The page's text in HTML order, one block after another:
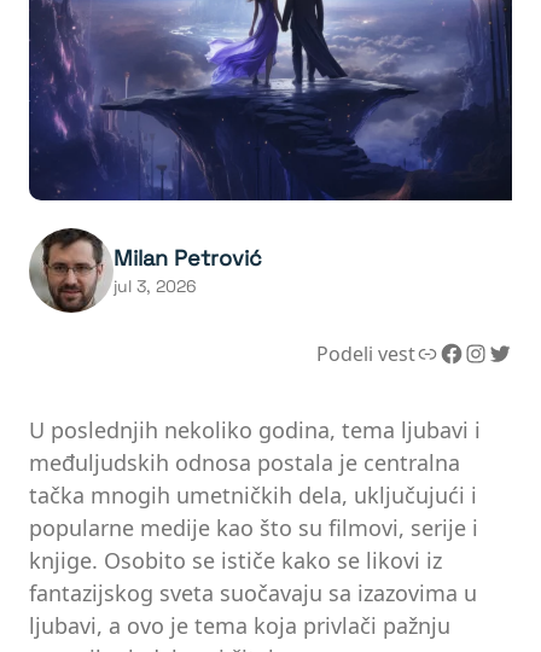
Milan Petrović
jul 3, 2026
Podeli vestLink Facebook InstagramTwitter
U poslednjih nekoliko godina, tema ljubavi i
međuljudskih odnosa postala je centralna
tačka mnogih umetničkih dela, uključujući i
popularne medije kao što su filmovi, serije i
knjige. Osobito se ističe kako se likovi iz
fantazijskog sveta suočavaju sa izazovima u
ljubavi, a ovo je tema koja privlači pažnju